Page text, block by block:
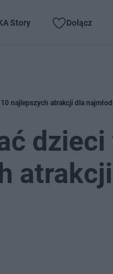
Story Dołącz
najlepszych atrakcji dla